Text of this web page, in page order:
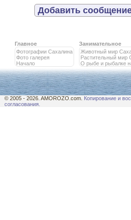
Добавить
Главное
Фотографии Сахалина
Фото галерея
Начало
Занимательное
Животный мир
Растительный мир
О рыбе и рыбалке
© 2005 - 2026. AMOROZO.com. Копирование и
согласования.